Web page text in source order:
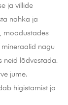
ja villide
nahka ja
moodustades
nagu
neid lõdvestada.
jume.
higistamist ja